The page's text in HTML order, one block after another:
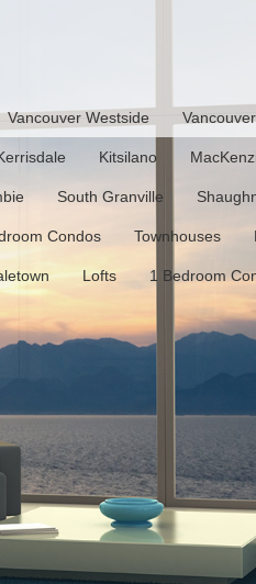
Vancouver Westside
Kitsilano
South Granville
Condos Townhouses
Lofts 1 Bedroom